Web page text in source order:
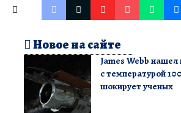
Новое на сайте
James Webb нашел
с температурой
шокирует ученых